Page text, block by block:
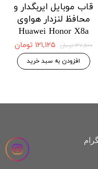
قاب موبایل ایربگدار و
محافظ لنزدار هواوی
Huawei Honor X8a
۱۲۷,۵۰۰ تومان ۱۲۱,۱۲۵ تومان
افزودن به سبد خرید